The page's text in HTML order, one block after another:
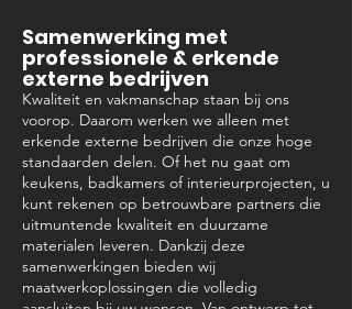
Samenwerking met
professionele & erkende
externe bedrijven
Kwaliteit en vakmanschap staan bij ons
voorop. Daarom werken we alleen met
erkende externe bedrijven die onze hoge
standaarden delen. Of het nu gaat om
keukens, badkamers of interieurprojecten, u
kunt rekenen op betrouwbare partners die
uitmuntende kwaliteit en duurzame
materialen leveren. Dankzij deze
samenwerkingen bieden wij
maatwerkoplossingen die volledig